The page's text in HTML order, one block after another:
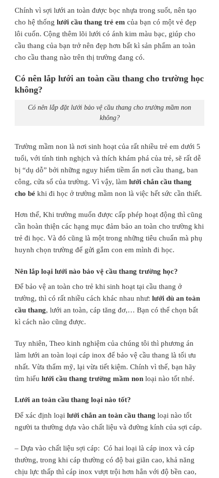
Chính vì sợi lưới an toàn được bọc nhựa trong suốt, nên tạo
cho hệ thống lưới cầu thang trẻ em của bạn có một vẻ đẹp
lôi cuốn. Cộng thêm lõi lưới có ánh kim màu bạc, giúp cho
cầu thang của bạn trở nên đẹp hơn bất kì sản phẩm an toàn
cho cầu thang nào trên thị trường đang có.
Có nên lắp lưới an toàn cầu thang cho trường học
không?
Có nên lắp đặt lưới bảo vệ cầu thang cho trường mầm non
không?
Trường mầm non là nơi sinh hoạt của rất nhiều trẻ em dưới 5
tuổi, với tính tinh nghịch và thích khám phá của trẻ, sẽ rất dễ
bị “dụ dỗ” bởi những nguy hiểm tiềm ẩn nơi cầu thang, ban
công, cửa sổ của trường. Vì vậy, làm lưới chắn cầu thang
cho bé khi đi học ở trường mầm non là việc hết sức cần thiết.
Hơn thế, Khi trường muốn được cấp phép hoạt động thì cũng
cần hoàn thiện các hạng mục đảm bảo an toàn cho trường khi
trẻ đi học. Và đó cũng là một trong những tiêu chuẩn mà phụ
huynh chọn trường để gửi gắm con em mình đi học.
Nên lắp loại lưới nào bảo vệ cầu thang trường học?
Để bảo vệ an toàn cho trẻ khi sinh hoạt tại cầu thang ở
trường, thì có rất nhiều cách khác nhau như: lưới dù an toàn
cầu thang, lưới an toàn, cáp tăng đơ,… Bạn có thể chọn bất
kì cách nào cũng được.
Tuy nhiên, Theo kinh nghiệm của chúng tôi thì phương án
làm lưới an toàn loại cáp inox để bảo vệ cầu thang là tối ưu
nhất. Vừa thẩm mỹ, lại vừa tiết kiệm. Chính vì thế, bạn hãy
tìm hiểu lưới cầu thang trường mầm non loại nào tốt nhé.
Lưới an toàn cầu thang loại nào tốt?
Để xác định loại lưới chắn an toàn cầu thang loại nào tốt
người ta thường dựa vào chất liệu và đường kính của sợi cáp.
– Dựa vào chất liệu sợi cáp: Có hai loại là cáp inox và cáp
thường, trong khi cáp thường có độ bai giãn cao, khả năng
chịu lực thấp thì cáp inox vượt trội hơn hẳn với độ bền cao,